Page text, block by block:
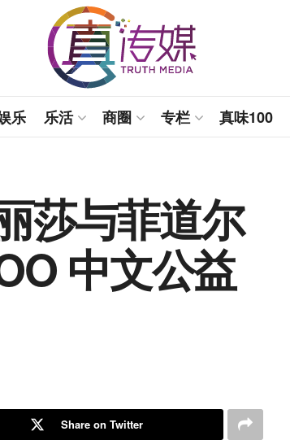
乐 乐活 商圈 专栏 真味100
莎与菲道尔
中文公益
Share on Twitter